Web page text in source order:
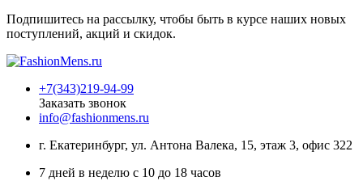
Подпишитесь на рассылку, чтобы быть в курсе наших новых
поступлений, акций и скидок.
+7(343)219-94-99
Заказать звонок
info@fashionmens.ru
г. Екатеринбург, ул. Антона Валека, 15, этаж 3, офис 322
7 дней в неделю с 10 до 18 часов